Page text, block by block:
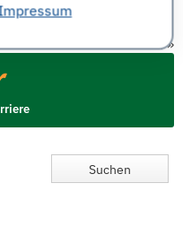
nächster Termin»